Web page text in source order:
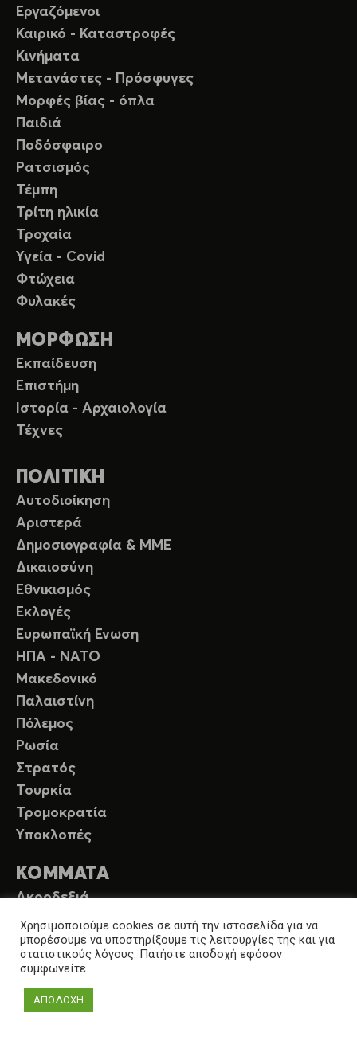
Εργαζόμενοι
Καιρικό - Καταστροφές
Κινήματα
Μετανάστες - Πρόσφυγες
Μορφές βίας - όπλα
Παιδιά
Ποδόσφαιρο
Ρατσισμός
Τέμπη
Τρίτη ηλικία
Τροχαία
Υγεία - Covid
Φτώχεια
Φυλακές
ΜΟΡΦΩΣΗ
Εκπαίδευση
Επιστήμη
Ιστορία - Αρχαιολογία
Τέχνες
ΠΟΛΙΤΙΚΗ
Αυτοδιοίκηση
Αριστερά
Δημοσιογραφία & ΜΜΕ
Δικαιοσύνη
Εθνικισμός
Εκλογές
Ευρωπαϊκή Ενωση
ΗΠΑ - ΝΑΤΟ
Μακεδονικό
Παλαιστίνη
Πόλεμος
Ρωσία
Στρατός
Τουρκία
Τρομοκρατία
Υποκλοπές
ΚΟΜΜΑΤΑ
Ακροδεξιά
ΚΚΕ
ΜέΡΑ25
Νέα Δημοκρατία
ΠΑΣΟΚ
ΣΥΡΙΖΑ
Χρησιμοποιούμε cookies σε αυτή την ιστοσελίδα για να
μπορέσουμε να υποστηρίξουμε τις λειτουργίες της και για
στατιστικούς λόγους. Πατήστε αποδοχή εφόσον
συμφωνείτε.
ΑΠΟΔΟΧΗ